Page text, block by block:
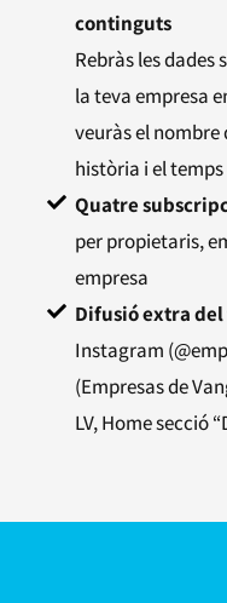
continguts
Rebràs les
la teva empresa
veuràs el nombre
història i el
Quatre
per propietaris,
empresa
Difusió extra
Instagram
(Empresas de
LV, Home secció